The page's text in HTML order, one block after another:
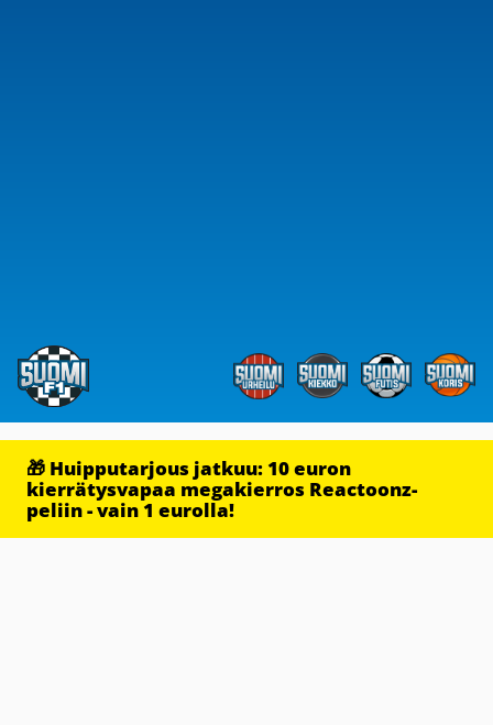
🎁 Huipputarjous jatkuu: 10 euron
kierrätysvapaa megakierros Reactoonz-
peliin - vain 1 eurolla!